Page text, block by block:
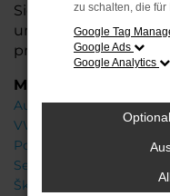
Sie sich von
uns, Ihnen den
präsentieren!
Marken
Audi
VW
Porsche
Seat
Škoda
zu schalten, die
Google Tag
Google Ads
Google Analytics